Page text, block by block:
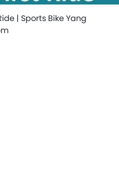
| Sports Bike Yang